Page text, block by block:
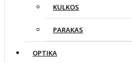
KULKOS
PARAKAS
OPTIKA